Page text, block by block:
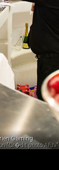
Gaming
"Cr�dit photo AFJV"